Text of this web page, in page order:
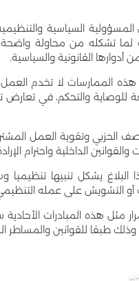
السياسية
لما تشكله من محاولة
القانونية والسياسية.
هذه الممارسات لا تخدم
للوصاية والتحكم، في تعارض
الحزبي وتقوية العمل
الداخلية واحترام
البلاغ يشكل تنبيها
أو التشويش على عمله
مثل هذه المبادرات
وذلك طبقا للقوانين